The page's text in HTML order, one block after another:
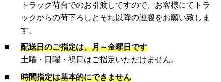
トラック荷台でのお引渡しですので、お客様にてトラ
ックからの荷下ろしとそれ以降の運搬をお願い致しま
す。
■
配送日のご指定は、月～金曜日です
土曜・日曜・祝日はご指定いただけません。
■
時間指定は基本的にできません